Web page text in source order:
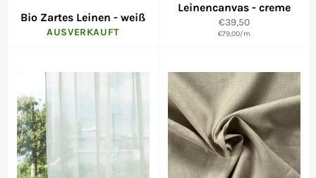
Bio Zartes Leinen - weiß
AUSVERKAUFT
Leinencanvas - creme
Normaler
Preis
€39,50
€79,00/m